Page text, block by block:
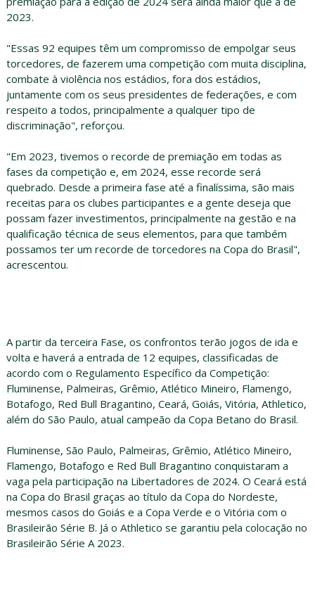
2023.
"Essas 92 equipes têm um compromisso de empolgar seus
torcedores, de fazerem uma competição com muita disciplina,
combate à violência nos estádios, fora dos estádios,
juntamente com os seus presidentes de federações, e com
respeito a todos, principalmente a qualquer tipo de
discriminação", reforçou.
"Em 2023, tivemos o recorde de premiação em todas as
fases da competição e, em 2024, esse recorde será
quebrado. Desde a primeira fase até a finalíssima, são mais
receitas para os clubes participantes e a gente deseja que
possam fazer investimentos, principalmente na gestão e na
qualificação técnica de seus elementos, para que também
possamos ter um recorde de torcedores na Copa do Brasil",
acrescentou.
A partir da terceira Fase, os confrontos terão jogos de ida e
volta e haverá a entrada de 12 equipes, classificadas de
acordo com o Regulamento Específico da Competição:
Fluminense, Palmeiras, Grêmio, Atlético Mineiro, Flamengo,
Botafogo, Red Bull Bragantino, Ceará, Goiás, Vitória, Athletico,
além do São Paulo, atual campeão da Copa Betano do Brasil.
Fluminense, São Paulo, Palmeiras, Grêmio, Atlético Mineiro,
Flamengo, Botafogo e Red Bull Bragantino conquistaram a
vaga pela participação na Libertadores de 2024. O Ceará está
na Copa do Brasil graças ao título da Copa do Nordeste,
mesmos casos do Goiás e a Copa Verde e o Vitória com o
Brasileirão Série B. Já o Athletico se garantiu pela colocação no
Brasileirão Série A 2023.